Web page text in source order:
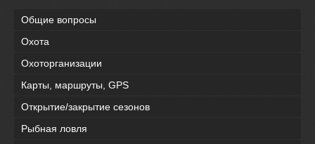
Общие вопросы
Охота
Охоторганизации
Карты, маршруты, GPS
Открытие/закрытие сезонов
Рыбная ловля